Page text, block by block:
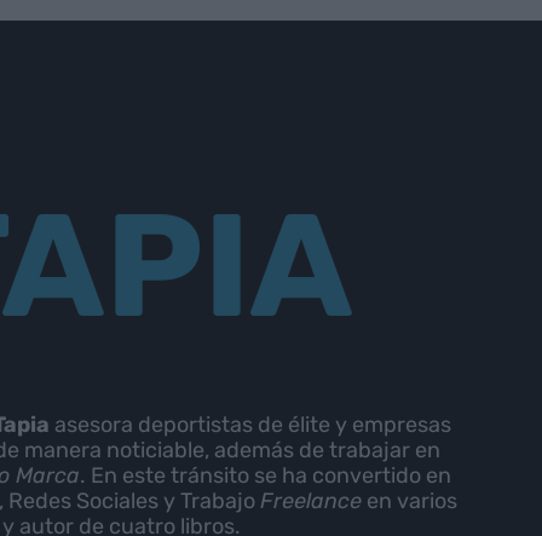
asesora deportistas de élite y empresas
manera noticiable, además de trabajar en
Marca. En este tránsito se ha convertido en
Sociales y TrabajoFreelanceen varios
autor de cuatro libros.